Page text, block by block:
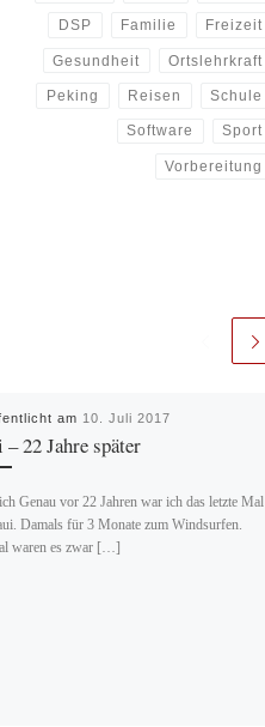
am 10. Juli 2017
22 Jahre später
Genau vor 22 Jahren war ich das letzte Mal
Damals für 3 Monate zum Windsurfen.
waren es zwar […]
DSP Familie Freizeit
Gesundheit Ortslehrkraft
Peking Reisen Schule
Software Sport
Vorbereitung